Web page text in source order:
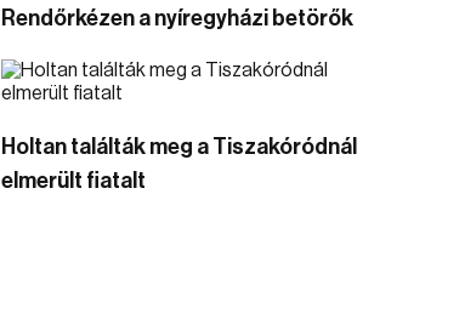
Rendőrkézen a nyíregyházi betörők
Holtan találták meg a Tiszakóródnál
elmerült fiatalt